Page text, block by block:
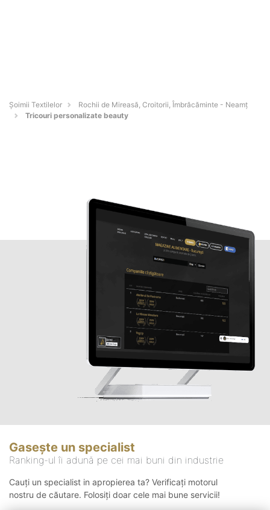
Șoimii Textilelor
Rochii de Mireasă, Croitorii, Îmbrăcăminte - Neamţ
Tricouri personalizate beauty
Gasește un specialist
Ranking-ul îi adună pe cei mai buni din industrie
Cauți un specialist in apropierea ta? Verificați motorul
nostru de căutare. Folosiți doar cele mai bune servicii!